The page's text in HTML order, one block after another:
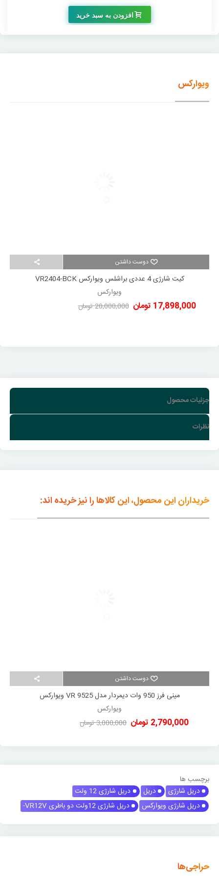
افزودن به سبد خرید
ویوارکس
دوست داشتن
کیت شارژی 4 عددی براشلس ویوارکس VR2404-BCK
ویوارکس
17,898,000 تومان 20,000,000 تومان
جزئیات محصول
نظرات
خریداران این محصول، این کالاها را نیز خریده اند:
دوست داشتن
مینی فرز 950 وات دیمردار مدل VR 9525 ویوارکس
ویوارکس
2,790,000 تومان 3,000,000 تومان
برچسب ها
دریل شارژی
دریل
دریل شارژی 12 ولت
دریل شارژی ویوارکس
دریل شارژی 12ولت دو باطری VR12V-
حراجی‌ها